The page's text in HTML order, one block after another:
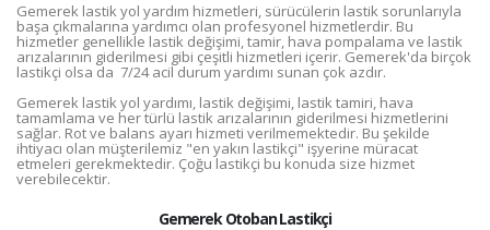
Gemerek lastik yol yardım hizmetleri, sürücülerin lastik sorunlarıyla
başa çıkmalarına yardımcı olan profesyonel hizmetlerdir. Bu
hizmetler genellikle lastik değişimi, tamir, hava pompalama ve lastik
arızalarının giderilmesi gibi çeşitli hizmetleri içerir. Gemerek'da birçok
lastikçi olsa da 7/24 acil durum yardımı sunan çok azdır.
Gemerek lastik yol yardımı, lastik değişimi, lastik tamiri, hava
tamamlama ve her türlü lastik arızalarının giderilmesi hizmetlerini
sağlar. Rot ve balans ayarı hizmeti verilmemektedir. Bu şekilde
ihtiyacı olan müşterilemiz "en yakın lastikçi" işyerine müracat
etmeleri gerekmektedir. Çoğu lastikçi bu konuda size hizmet
verebilecektir.
Gemerek Otoban Lastikçi